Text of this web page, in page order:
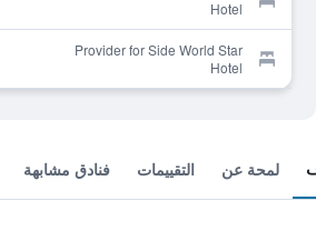
Hotel
Provider for Side World Star
Hotel
لمحة عن التقييمات فنادق مشابهة